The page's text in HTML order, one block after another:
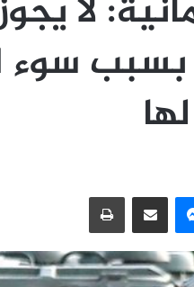
لا
بسبب سوء
ماسنجر مشاركة عبر البريد طباعة